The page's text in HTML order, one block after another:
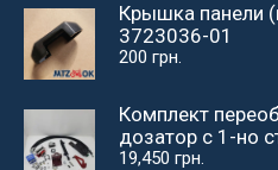
Крышка панели
3723036-01
200 грн.
Комплект
дозатор с 1-но
19,450 грн.